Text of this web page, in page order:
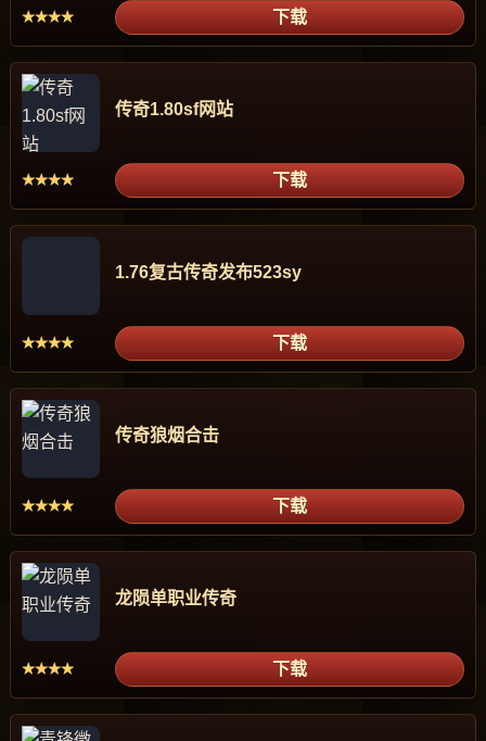
★★★★ 下载
传奇1.80sf网站
★★★★ 下载
1.76复古传奇发布523sy
★★★★ 下载
传奇狼烟合击
★★★★ 下载
龙陨单职业传奇
★★★★ 下载